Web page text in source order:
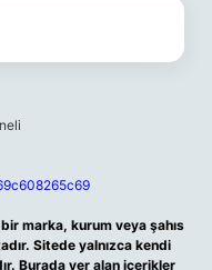
marka, kurum veya şahıs
Sitede yalnızca kendi
Burada yer alan içerikler